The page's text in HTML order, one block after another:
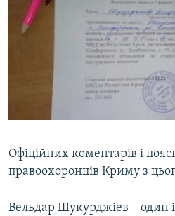
Офіційних коментарів і
правоохоронців Криму з
Вельдар Шукурджіев – один